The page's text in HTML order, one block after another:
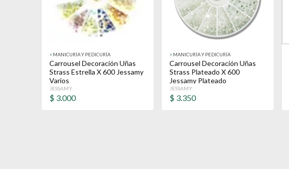
> MANICURÍA Y PEDICURÍA
Carrousel Decoración Uñas
Strass Estrella X 600 Jessamy
Varios
JESSAMY
$ 3.000
> MANICURÍA Y PEDICURÍA
Carrousel Decoración Uñas
Strass Plateado X 600
Jessamy Plateado
JESSAMY
$ 3.350